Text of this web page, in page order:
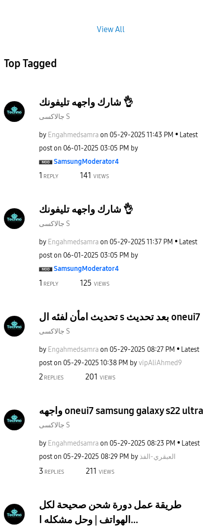
View All
Top Tagged
شارك واجهه تليفونك 👌
جالاكسى S
by Engahmedsamra on ‎05-29-202511:43 PM
Latest
post on ‎06-01-2025 03:05 PM by
SamsungModerator4
1 REPLY 141 VIEWS
شارك واجهه تليفونك 👌
جالاكسى S
by Engahmedsamra on ‎05-29-202511:37 PM
Latest
post on ‎06-01-2025 03:05 PM by
SamsungModerator4
1 REPLY 125 VIEWS
تحديث امأن لفئه ال s بعد تحديث oneui7
جالاكسى S
by Engahmedsamra on ‎05-29-2025 08:27 PM
Latest
post on ‎05-29-202510:38 PM byvipAliAhmed9
2 REPLIES 201 VIEWS
واجهه oneui7 samsung galaxy s22 ultra
جالاكسى S
by Engahmedsamra on ‎05-29-2025 08:23 PM
Latest
post on ‎05-29-2025 08:29 PM by العبقري-الفذ
3 REPLIES 211 VIEWS
طريقة عمل دورة شحن صحيحة لكل
الهواتف | وحل مشكله ا...